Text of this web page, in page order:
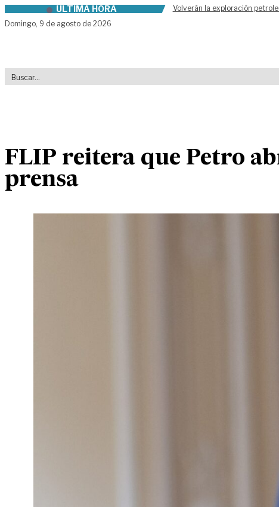
Skip to contentÚLTIMA HORA
Volverán la exploración
Domingo, 9 de agosto de 2026
FLIP reitera que Petro
prensa